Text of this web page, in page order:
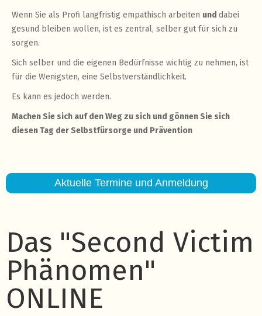
Wenn Sie als Profi langfristig empathisch arbeiten und dabei
gesund bleiben wollen, ist es zentral, selber gut für sich zu
sorgen.
Sich selber und die eigenen Bedürfnisse wichtig zu nehmen, ist
für die Wenigsten, eine Selbstverständlichkeit.
Es kann es jedoch werden.
Machen Sie sich auf den Weg zu sich und gönnen Sie sich
diesen Tag der Selbstfürsorge und Prävention
Aktuelle Termine und Anmeldung
Das "Second Victim
Phänomen"
ONLINE